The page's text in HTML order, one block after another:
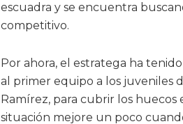
escuadra y se encuentra
competitivo.
Por ahora, el estratega ha
al primer equipo a los juveniles
Ramírez, para cubrir los
situación mejore un poco